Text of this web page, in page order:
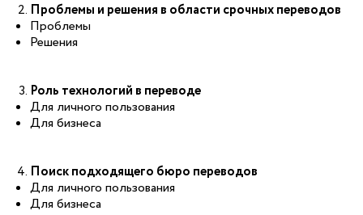
Проблемы и решения в области срочных переводов
Проблемы
Решения
Роль технологий в переводе
Для личного пользования
Для бизнеса
Поиск подходящего бюро переводов
Для личного пользования
Для бизнеса